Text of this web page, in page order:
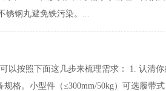
钢丸避免铁污染。...
以按照下面这几步来梳理需求： 1. 认清
格。小型件（≤300mm/50kg）可选履带